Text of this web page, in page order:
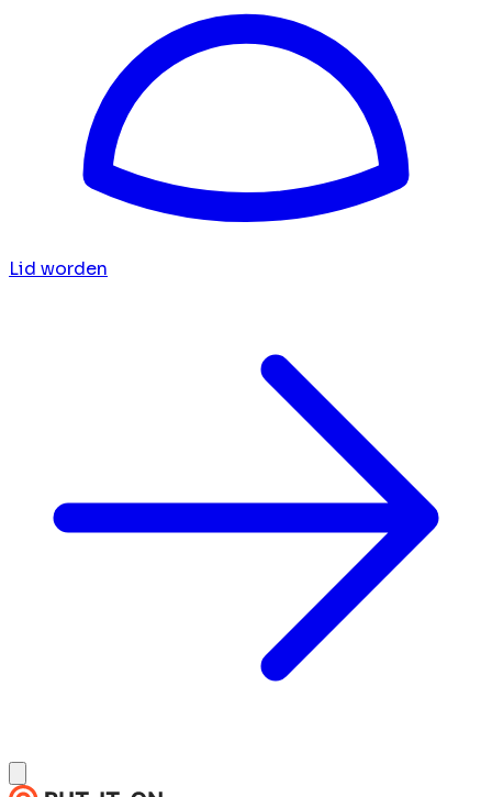
Lid worden